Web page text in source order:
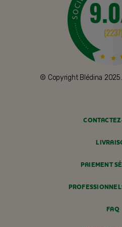
© Copyright Blédina
PAIEMENT
FAQ